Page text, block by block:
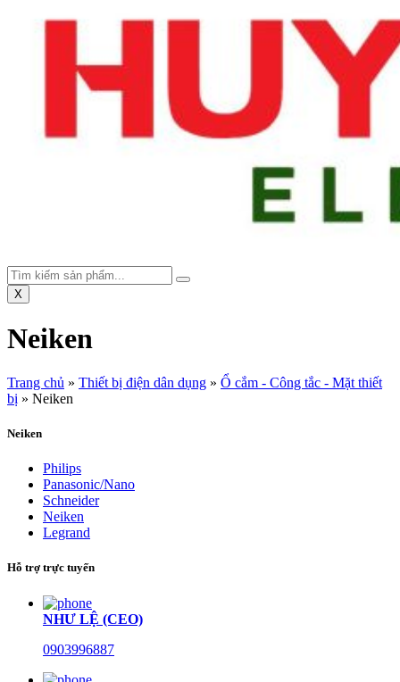
X
Neiken
Trang chủ » Thiết bị điện dân dụng » Ổ cắm - Công tắc - Mặt thiết
bị » Neiken
Neiken
Philips
Panasonic/Nano
Schneider
Neiken
Legrand
Hỗ trợ trực tuyến
NHƯ LỆ (CEO)
0903996887